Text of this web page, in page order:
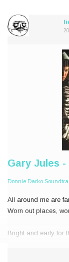
You're so fucking sp
Gary Jules -
Donnie Darko
All around me are
Worn out places,
Bright and early for